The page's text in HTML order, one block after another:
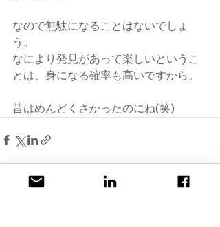
なので無駄になることはないでしょ
う。
なにより発見があって楽しいというこ
とは、身になる確率も高いですから。
昔はめんどくさかったのにね(笑)